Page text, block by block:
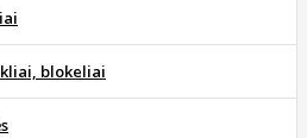
blokeliai